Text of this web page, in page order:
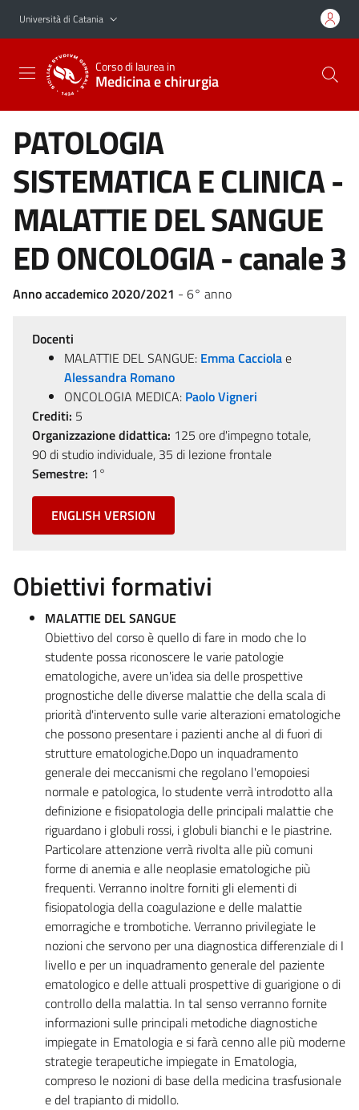
Vai al contenuto principale
Vai al menu di navigazione
Università di Catania
Corso di laurea in
Medicina e chirurgia
PATOLOGIA
SISTEMATICA E CLINICA -
MALATTIE DEL SANGUE
ED ONCOLOGIA - canale 3
Anno accademico 2020/2021 - 6° anno
Docenti
MALATTIE DEL SANGUE: Emma Cacciolae
Alessandra Romano
ONCOLOGIA MEDICA: Paolo Vigneri
Crediti: 5
Organizzazione didattica: 125 ore d'impegno totale,
90 di studio individuale, 35 di lezione frontale
Semestre: 1°
ENGLISH VERSION
Obiettivi formativi
MALATTIE DEL SANGUE
Obiettivo del corso è quello di fare in modo che lo
studente possa riconoscere le varie patologie
ematologiche, avere un'idea sia delle prospettive
prognostiche delle diverse malattie che della scala di
priorità d'intervento sulle varie alterazioni ematologiche
che possono presentare i pazienti anche al di fuori di
strutture ematologiche.Dopo un inquadramento
generale dei meccanismi che regolano l'emopoiesi
normale e patologica, lo studente verrà introdotto alla
definizione e fisiopatologia delle principali malattie che
riguardano i globuli rossi, i globuli bianchi e le piastrine.
Particolare attenzione verrà rivolta alle più comuni
forme di anemia e alle neoplasie ematologiche più
frequenti. Verranno inoltre forniti gli elementi di
fisiopatologia della coagulazione e delle malattie
emorragiche e trombotiche. Verranno privilegiate le
nozioni che servono per una diagnostica differenziale di I
livello e per un inquadramento generale del paziente
ematologico e delle attuali prospettive di guarigione o di
controllo della malattia. In tal senso verranno fornite
informazioni sulle principali metodiche diagnostiche
impiegate in Ematologia e si farà cenno alle più moderne
strategie terapeutiche impiegate in Ematologia,
compreso le nozioni di base della medicina trasfusionale
e del trapianto di midollo.